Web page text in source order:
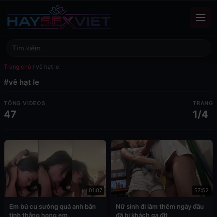
Trang chủ / vê hạt le
#vê hạt le
TỔNG VIDEOS
47
TRANG
1/4
01:07
Em bú cu sướng quá anh bắn
tinh thẳng họng em
57:52
Nữ sinh đi làm thêm ngày đầu
đã bị khách gạ địt